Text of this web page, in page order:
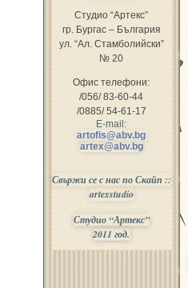
Студио “Артекс”
гр. Бургас – България
ул. “Ал. Стамболийски”
№ 20
Офис телефони:
/056/ 83-60-44
/0885/ 54-61-17
E-mail:
artofis@abv.bg
artex@abv.bg
Свържи се с нас по Скайп ::
artexstudio
Студио “Артекс”
2011 год.